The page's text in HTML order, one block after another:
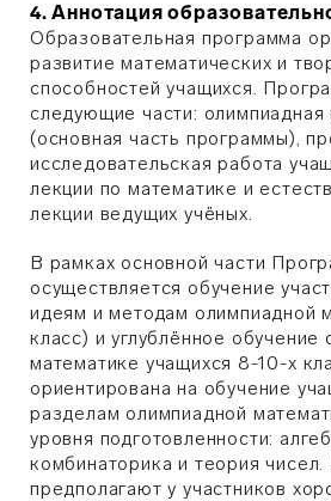
4. Аннотация
Образовательная программа
развитие математических и
способностей учащихся.
следующие части: олимпиадная
(основная часть программы),
исследовательская работа
лекции по математике и
лекции ведущих учёных.
В рамках основной части
осуществляется обучение
идеям и методам олимпиадной
класс) и углублённое обучение
математике учащихся 8-10-х
ориентирована на обучение
разделам олимпиадной
уровня подготовленности:
комбинаторика и теория
предполагают у участников